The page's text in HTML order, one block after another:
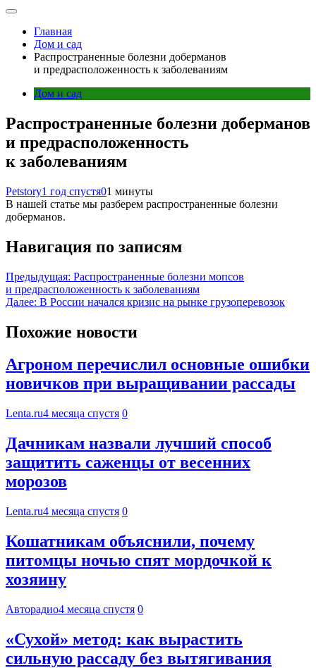
Главная
Дом и сад
Распространенные болезни доберманов
и предрасположенность к заболеваниям
Дом и сад
Распространенные болезни доберманов
и предрасположенность
к заболеваниям
Petstory1 год спустя01 минуты
В нашей статье мы разберем распространенные болезни
доберманов.
Навигация по записям
Предыдущая: Распространенные болезни мопсов
и предрасположенность к заболеваниям
Далее: В России начался кризис на рынке грузоперевозок
Похожие новости
Агроном перечислил основные ошибки
новичков при выращивании рассады
Lenta.ru4 месяца спустя 0
Дачникам назвали лучший способ
защитить саженцы от весенних
морозов
Lenta.ru4 месяца спустя 0
Кошатникам объяснили, почему
питомцы ночью спят мордочкой к
хозяину
Авторадио4 месяца спустя 0
«Сухой» метод: как вырастить
сильную рассаду без вытягивания